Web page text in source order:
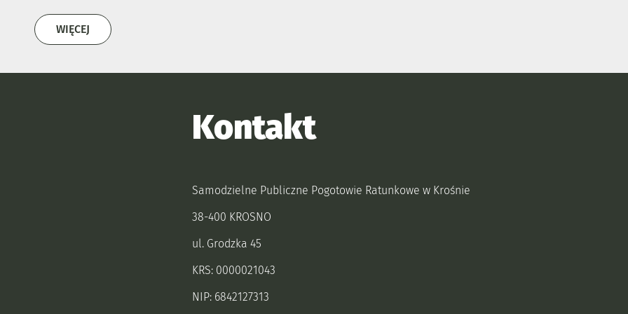
WIĘCEJ ZOBACZ TEŻ
do nas dojechać.
Kontakt
Samodzielne Publiczne Pogotowie Ratunkowe w Krośnie
38-400 KROSNO
ul. Grodzka 45
KRS: 0000021043
NIP: 6842127313